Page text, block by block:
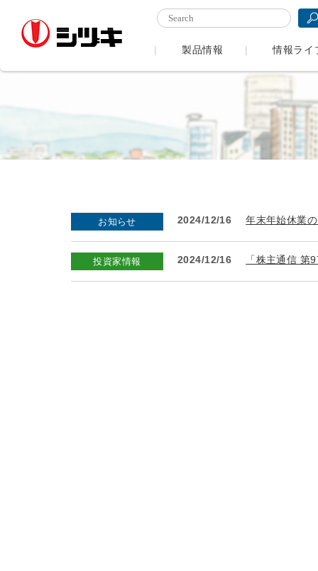
製品情報 情報ライ
お知らせ 2024/12/16 年末年始休業
投資家情報 2024/12/16 「株主通信 第